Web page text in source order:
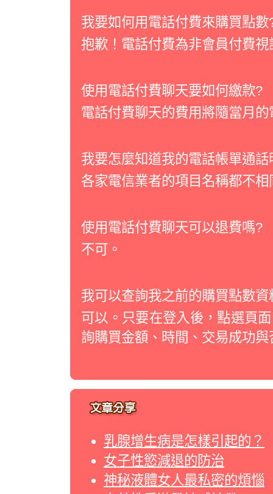
我要如何用電話付費來購買點數
抱歉！電話付費為非會員付費
使用電話付費聊天要如何繳款?
電話付費聊天的費用將隨當月
我要怎麼知道我的電話帳單通
各家電信業者的項目名稱都不
使用電話付費聊天可以退費嗎?
不可。
我可以查詢我之前的購買點數資
可以。只要在登入後，點選頁
詢購買金額、時間、交易成功
乳腺增生病是怎樣引起的？
女子性慾減退的防治
神秘液體女人最私密的煩惱